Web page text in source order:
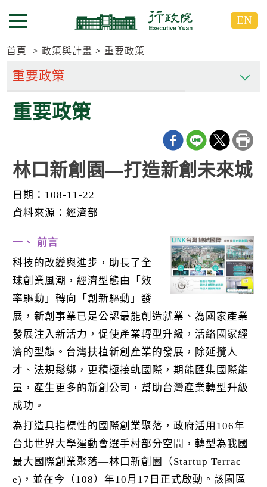
到
要
區
到
要
區
選單按鈕 EN
首頁 政策與計畫 重要政策
重要政策
林口新創園—打造新創未來城
日期：108-11-22
資料來源：經濟部
一、 前言
科技的改變與進步，助長了全
球創業風潮，經濟型態由「效
率驅動」轉向「創新驅動」發
展，新創事業已是公認最能創造就業、為國家產業
發展注入新活力，促使產業轉型升級，活絡國家經
濟的型態。台灣扶植新創產業的發展，除延攬人
才、法規鬆綁，更積極接軌國際，期能匯集國際能
量，產生更多的新創公司，幫助台灣產業轉型升級
成功。
為打造具指標性的國際創業聚落，政府活用106年
台北世界大學運動會選手村部分空間，轉型為我國
最大國際創業聚落—林口新創園（Startup Terrac
e)，並在今（108）年10月17日正式啟動。該園區